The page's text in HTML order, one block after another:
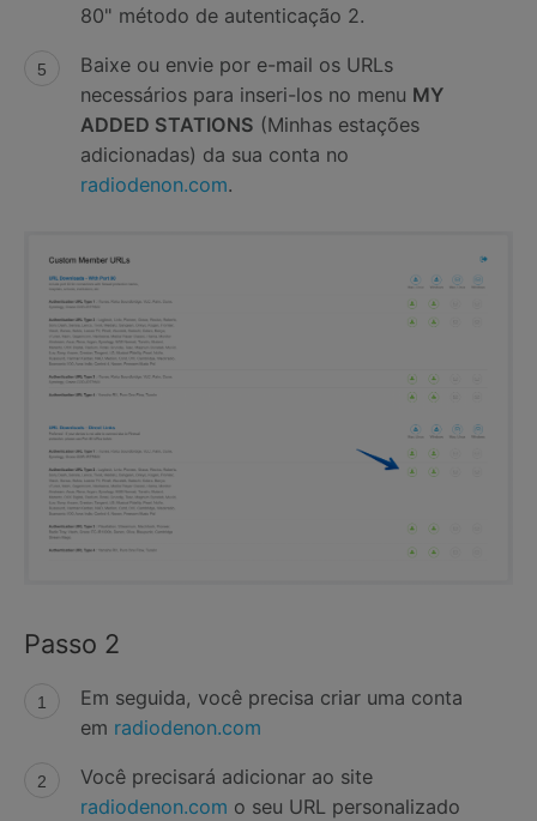
80" método de autenticação 2.
Baixe ou envie por e-mail os URLs
necessários para inseri-los no menu MY
ADDED STATIONS (Minhas estações
adicionadas) da sua conta no
radiodenon.com.
Passo 2
Em seguida, você precisa criar uma conta
em radiodenon.com
Você precisará adicionar ao site
radiodenon.com o seu URL personalizado